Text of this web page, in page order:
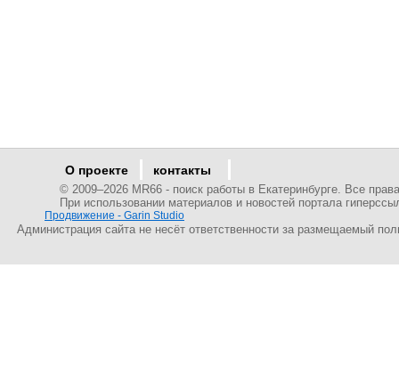
О проекте контакты
© 2009–2026 MR66 - поиск работы в Екатеринбурге. Все
При использовании материалов и новостей портала
Продвижение - Garin Studio
Администрация сайта не несёт ответственности за размещаемый